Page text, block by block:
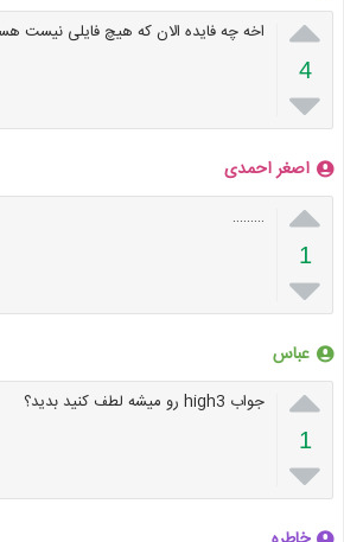

4

اخه چه فایده الان که هیچ فایلی نیست
اصغر احمدی

1

………
عباس

1

جواب high3 رو میشه لطف کنید بدید؟